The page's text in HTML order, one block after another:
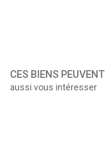
CES BIENS PEUVENT
aussi vous intéresser